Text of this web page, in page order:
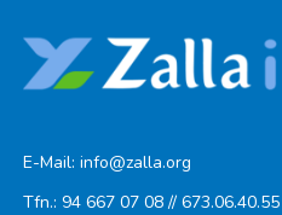
E-Mail: info@zalla.org
Tfn.: 94 667 07 08 // 673.06.40.55